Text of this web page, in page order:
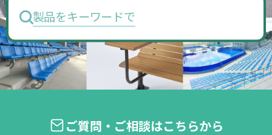
製品をキーワードで
ご質問・ご相談はこちらから